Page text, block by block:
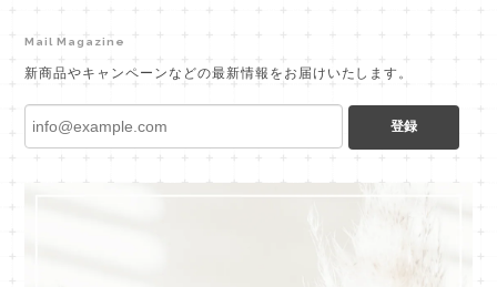
Mail Magazine
新商品やキャンペーンなどの最新情報をお届けいたします。
登録